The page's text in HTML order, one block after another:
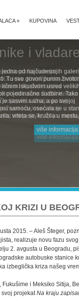
KUPOVINA
»
od najčudesnijih
Tu sve govori punim
iskustvom usred
pojedinačne sudbine. Tako
sasvim sama, a po svojoj
samoću, osećala se u
vrtela se, kružila u
više informacija
KRIZI U
2015. – Aleš Šteger,
realizuje novu fazu
2. avgusta u Beogradu,
autobuske stanice
izbeglička kriza našeg
Fukušime i Meksiko Sitija,
projekatNa kraju